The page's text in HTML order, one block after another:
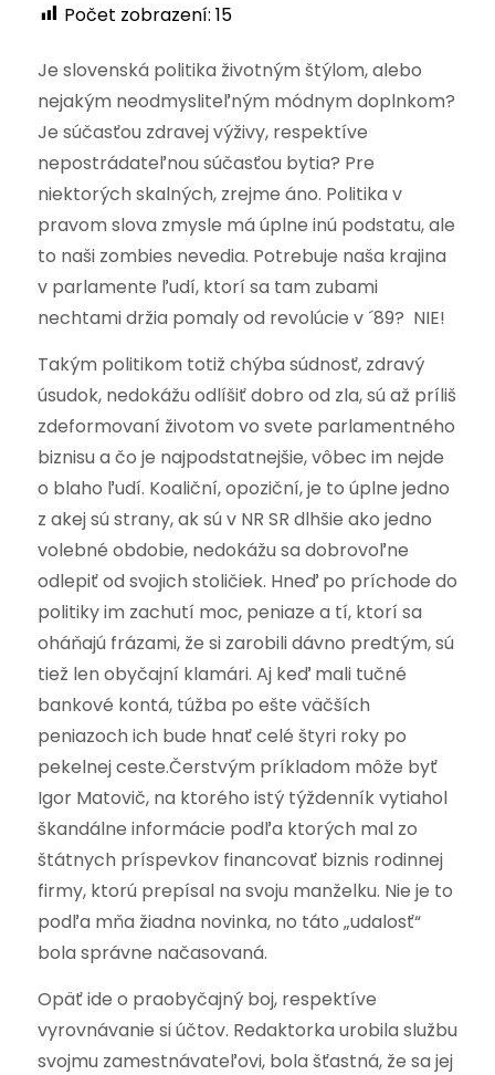
Počet zobrazení: 15
Je slovenská politika životným štýlom, alebo
nejakým neodmysliteľným módnym doplnkom?
Je súčasťou zdravej výživy, respektíve
nepostrádateľnou súčasťou bytia? Pre
niektorých skalných, zrejme áno. Politika v
pravom slova zmysle má úplne inú podstatu, ale
to naši zombies nevedia. Potrebuje naša krajina
v parlamente ľudí, ktorí sa tam zubami
nechtami držia pomaly od revolúcie v ´89? NIE!
Takým politikom totiž chýba súdnosť, zdravý
úsudok, nedokážu odlíšiť dobro od zla, sú až príliš
zdeformovaní životom vo svete parlamentného
biznisu a čo je najpodstatnejšie, vôbec im nejde
o blaho ľudí. Koaliční, opoziční, je to úplne jedno
z akej sú strany, ak sú v NR SR dlhšie ako jedno
volebné obdobie, nedokážu sa dobrovoľne
odlepiť od svojich stoličiek. Hneď po príchode do
politiky im zachutí moc, peniaze a tí, ktorí sa
oháňajú frázami, že si zarobili dávno predtým, sú
tiež len obyčajní klamári. Aj keď mali tučné
bankové kontá, túžba po ešte väčších
peniazoch ich bude hnať celé štyri roky po
pekelnej ceste.Čerstvým príkladom môže byť
Igor Matovič, na ktorého istý týždenník vytiahol
škandálne informácie podľa ktorých mal zo
štátnych príspevkov financovať biznis rodinnej
firmy, ktorú prepísal na svoju manželku. Nie je to
podľa mňa žiadna novinka, no táto „udalosť“
bola správne načasovaná.
Opäť ide o praobyčajný boj, respektíve
vyrovnávanie si účtov. Redaktorka urobila službu
svojmu zamestnávateľovi, bola šťastná, že sa jej